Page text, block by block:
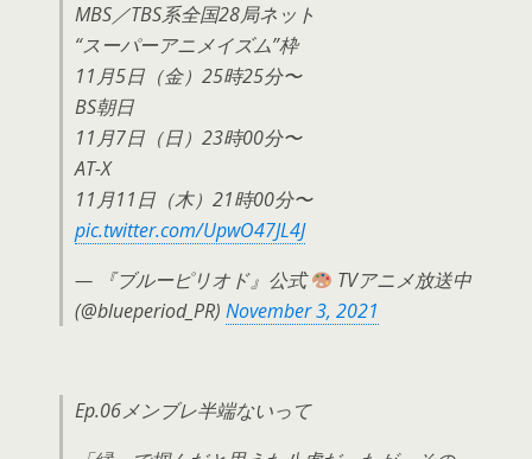
MBS／TBS系全国28局ネット
“スーパーアニメイズム”枠
11月5日（金）25時25分〜
BS朝日
11月7日（日）23時00分〜
AT-X
11月11日（木）21時00分〜
pic.twitter.com/UpwO47JL4J
— 『ブルーピリオド』公式
TVアニメ放送中
(@blueperiod_PR) November 3, 2021
Ep.06メンブレ半端ないって